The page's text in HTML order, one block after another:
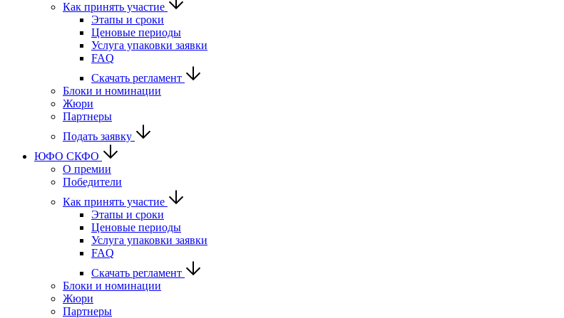
Как принять участие
Этапы и сроки
Ценовые периоды
Услуга упаковки заявки
FAQ
Скачать регламент
Блоки и номинации
Жюри
Партнеры
Подать заявку
ЮФО СКФО
О премии
Победители
Как принять участие
Этапы и сроки
Ценовые периоды
Услуга упаковки заявки
FAQ
Скачать регламент
Блоки и номинации
Жюри
Партнеры